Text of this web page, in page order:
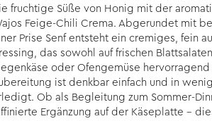
fruchtige Süße von Honig mit der
Feige-Chili Crema. Abgerundet mit
Prise Senf entsteht ein cremiges, fein
das sowohl auf frischen
oder Ofengemüse hervorragend
ist denkbar einfach und in
Ob als Begleitung zum Sommer-
Ergänzung auf der Käseplatte –